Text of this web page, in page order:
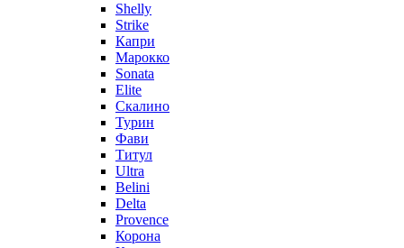
Shelly
Strike
Капри
Марокко
Sonata
Elite
Скалино
Турин
Фави
Титул
Ultra
Belini
Delta
Provence
Корона